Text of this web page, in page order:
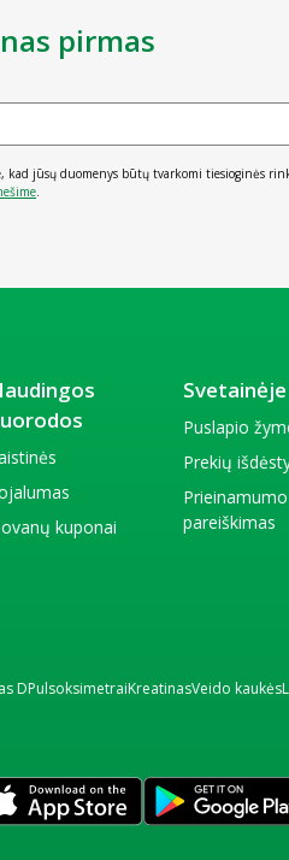
pirmas
kad jūsų duomenys būtų tvarkomi tiesioginės
kuponai
Svetainėje
Puslapio
Prekių
Prieinamumo
pareiškimas
DPulsoksimetraiKreatinasVeido kaukės